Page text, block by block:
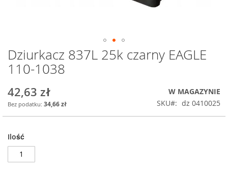
Przejdź
na
początek
Dziurkacz 837L 25k czarny EAGLE
110-1038
42,63 zł
34,66 zł
W MAGAZYNIE
SKU
dz 0410025
Ilość